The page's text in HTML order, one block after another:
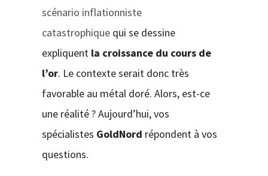
scénario inflationniste
catastrophiquequi se dessine
expliquent la croissance du cours de
l’or. Le contexte serait donc très
favorable au métal doré. Alors, est-ce
une réalité ? Aujourd’hui, vos
spécialistes GoldNord répondent à vos
questions.